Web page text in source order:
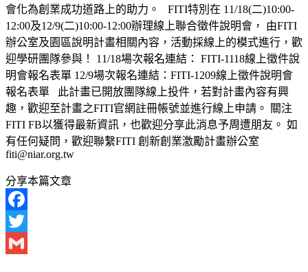
會化為創業成功道路上的助力。 FITI特別在 11/18(二)10:00-
12:00及12/9(二)10:00-12:00辦理線上聯合徵件說明會， 由FITI
辦公室及園區說明計畫相關內容，活動採線上的模式進行，歡
迎學研團隊參與！ 11/18場次報名連結： FITI-1118線上徵件說
明會報名表單 12/9場次報名連結：FITI-1209線上徵件說明會
報名表單 此計畫已開放團隊線上投件，若對計畫內容有興
趣，歡迎至計畫之FITI官網註冊帳號並進行線上申請。 關注
FITI FB以獲得最新資訊，也歡迎分享此消息予周遭朋友。 如
有任何疑問，歡迎聯繫FITI 創新創業激勵計畫辦公室
fiti@niar.org.tw
分享本篇文章
Facebook
Twitter